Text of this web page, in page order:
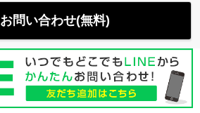
お問い合わせ(無料)